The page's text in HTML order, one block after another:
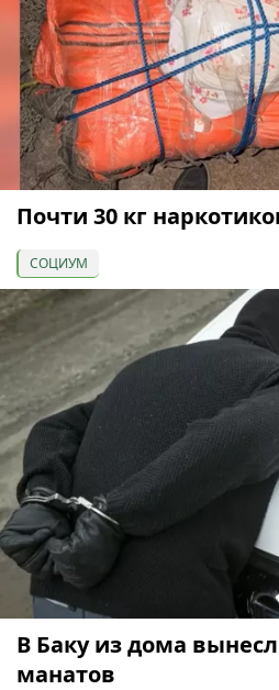
Почти 30 кг
СОЦИУМ
В Баку из дома
манатов